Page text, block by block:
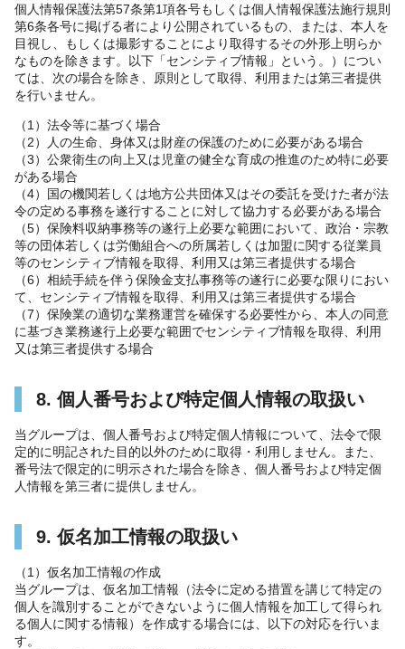
個人情報保護法第57条第1項各号もしくは個人情報保護法施行規則
第6条各号に掲げる者により公開されているもの、または、本人を
目視し、もしくは撮影することにより取得するその外形上明らか
なものを除きます。以下「センシティブ情報」という。）につい
ては、次の場合を除き、原則として取得、利用または第三者提供
を行いません。
（1）法令等に基づく場合
（2）人の生命、身体又は財産の保護のために必要がある場合
（3）公衆衛生の向上又は児童の健全な育成の推進のため特に必要
がある場合
（4）国の機関若しくは地方公共団体又はその委託を受けた者が法
令の定める事務を遂行することに対して協力する必要がある場合
（5）保険料収納事務等の遂行上必要な範囲において、政治・宗教
等の団体若しくは労働組合への所属若しくは加盟に関する従業員
等のセンシティブ情報を取得、利用又は第三者提供する場合
（6）相続手続を伴う保険金支払事務等の遂行に必要な限りにおい
て、センシティブ情報を取得、利用又は第三者提供する場合
（7）保険業の適切な業務運営を確保する必要性から、本人の同意
に基づき業務遂行上必要な範囲でセンシティブ情報を取得、利用
又は第三者提供する場合
8. 個人番号および特定個人情報の取扱い
当グループは、個人番号および特定個人情報について、法令で限
定的に明記された目的以外のために取得・利用しません。また、
番号法で限定的に明示された場合を除き、個人番号および特定個
人情報を第三者に提供しません。
9. 仮名加工情報の取扱い
（1）仮名加工情報の作成
当グループは、仮名加工情報（法令に定める措置を講じて特定の
個人を識別することができないように個人情報を加工して得られ
る個人に関する情報）を作成する場合には、以下の対応を行いま
す。